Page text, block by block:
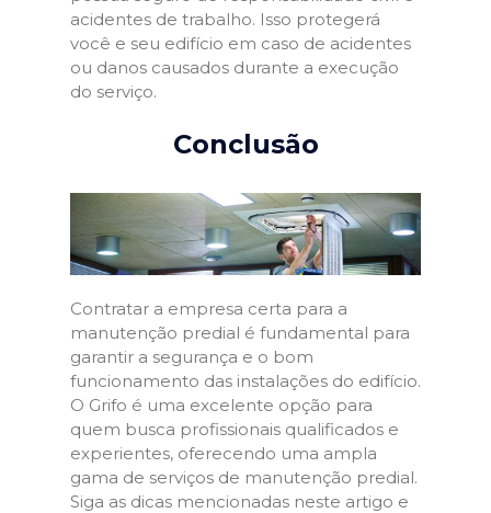
acidentes de trabalho. Isso protegerá
você e seu edifício em caso de acidentes
ou danos causados durante a execução
do serviço.
Conclusão
Contratar a empresa certa para a
manutenção predial é fundamental para
garantir a segurança e o bom
funcionamento das instalações do edifício.
O Grifo é uma excelente opção para
quem busca profissionais qualificados e
experientes, oferecendo uma ampla
gama de serviços de manutenção predial.
Siga as dicas mencionadas neste artigo e